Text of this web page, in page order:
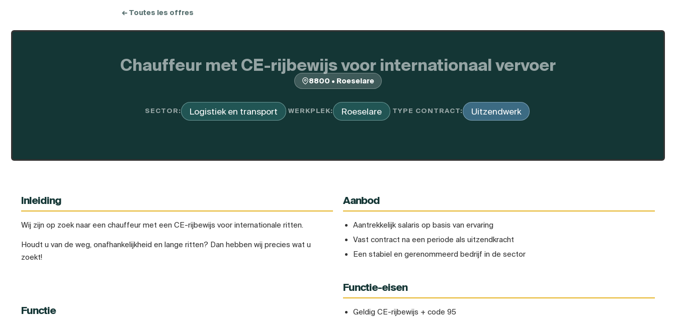
← Toutes les offres
Chauffeur met CE-rijbewijs voor internationaal vervoer
8800 • Roeselare
SECTOR: Logistiek en transport WERKPLEK: Roeselare TYPE CONTRACT: Uitzendwerk
Inleiding
Wij zijn op zoek naar een chauffeur met een CE-rijbewijs voor internationale ritten.
Houdt u van de weg, onafhankelijkheid en lange ritten? Dan hebben wij precies wat u
zoekt!
Functie
Aanbod
Aantrekkelijk salaris op basis van ervaring
Vast contract na een periode als uitzendkracht
Een stabiel en gerenommeerd bedrijf in de sector
Functie-eisen
Geldig CE-rijbewijs + code 95